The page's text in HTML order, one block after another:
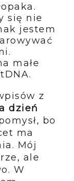
się nie
jestem
małe
z
dzień
bo
ma
Mój
ale
W